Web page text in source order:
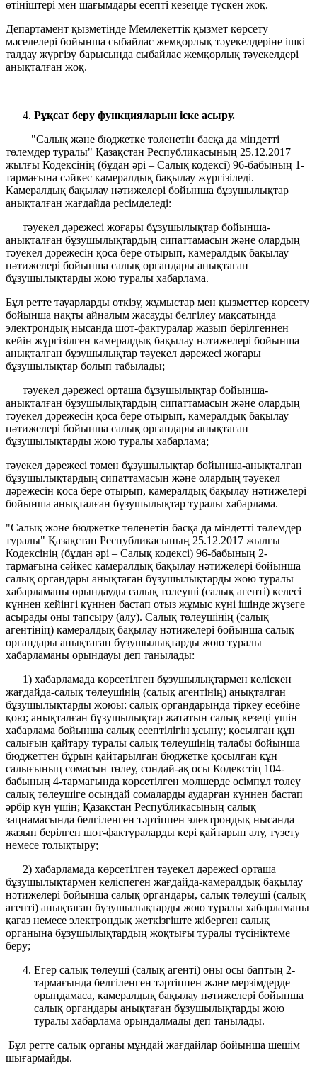
өтініштері мен шағымдары есепті кезеңде түскен жоқ.
Департамент қызметінде Мемлекеттік қызмет көрсету
мәселелері бойынша сыбайлас жемқорлық тәуекелдеріне ішкі
талдау жүргізу барысында сыбайлас жемқорлық тәуекелдері
анықталған жоқ.
Рұқсат беру функцияларын іске асыру.
"Салық және бюджетке төленетін басқа да міндетті
төлемдер туралы" Қазақстан Республикасының 25.12.2017
жылғы Кодексінің (бұдан әрі – Салық кодексі) 96-бабының 1-
тармағына сәйкес камералдық бақылау жүргізіледі.
Камералдық бақылау нәтижелері бойынша бұзушылықтар
анықталған жағдайда ресімделеді:
тәуекел дәрежесі жоғары бұзушылықтар бойынша-
анықталған бұзушылықтардың сипаттамасын және олардың
тәуекел дәрежесін қоса бере отырып, камералдық бақылау
нәтижелері бойынша салық органдары анықтаған
бұзушылықтарды жою туралы хабарлама.
Бұл ретте тауарларды өткізу, жұмыстар мен қызметтер көрсету
бойынша нақты айналым жасауды белгілеу мақсатында
электрондық нысанда шот-фактуралар жазып берілгеннен
кейін жүргізілген камералдық бақылау нәтижелері бойынша
анықталған бұзушылықтар тәуекел дәрежесі жоғары
бұзушылықтар болып табылады;
тәуекел дәрежесі орташа бұзушылықтар бойынша-
анықталған бұзушылықтардың сипаттамасын және олардың
тәуекел дәрежесін қоса бере отырып, камералдық бақылау
нәтижелері бойынша салық органдары анықтаған
бұзушылықтарды жою туралы хабарлама;
тәуекел дәрежесі төмен бұзушылықтар бойынша-анықталған
бұзушылықтардың сипаттамасын және олардың тәуекел
дәрежесін қоса бере отырып, камералдық бақылау нәтижелері
бойынша анықталған бұзушылықтар туралы хабарлама.
"Салық және бюджетке төленетін басқа да міндетті төлемдер
туралы" Қазақстан Республикасының 25.12.2017 жылғы
Кодексінің (бұдан әрі – Салық кодексі) 96-бабының 2-
тармағына сәйкес камералдық бақылау нәтижелері бойынша
салық органдары анықтаған бұзушылықтарды жою туралы
хабарламаны орындауды салық төлеуші (салық агенті) келесі
күннен кейінгі күннен бастап отыз жұмыс күні ішінде жүзеге
асырады оны тапсыру (алу). Салық төлеушінің (салық
агентінің) камералдық бақылау нәтижелері бойынша салық
органдары анықтаған бұзушылықтарды жою туралы
хабарламаны орындауы деп танылады:
1) хабарламада көрсетілген бұзушылықтармен келіскен
жағдайда-салық төлеушінің (салық агентінің) анықталған
бұзушылықтарды жоюы: салық органдарында тіркеу есебіне
қою; анықталған бұзушылықтар жататын салық кезеңі үшін
хабарлама бойынша салық есептілігін ұсыну; қосылған құн
салығын қайтару туралы салық төлеушінің талабы бойынша
бюджеттен бұрын қайтарылған бюджетке қосылған құн
салығының сомасын төлеу, сондай-ақ осы Кодекстің 104-
бабының 4-тармағында көрсетілген мөлшерде өсімпұл төлеу
салық төлеушіге осындай сомаларды аударған күннен бастап
әрбір күн үшін; Қазақстан Республикасының салық
заңнамасында белгіленген тәртіппен электрондық нысанда
жазып берілген шот-фактураларды кері қайтарып алу, түзету
немесе толықтыру;
2) хабарламада көрсетілген тәуекел дәрежесі орташа
бұзушылықтармен келіспеген жағдайда-камералдық бақылау
нәтижелері бойынша салық органдары, салық төлеуші (салық
агенті) анықтаған бұзушылықтарды жою туралы хабарламаны
қағаз немесе электрондық жеткізгіште жіберген салық
органына бұзушылықтардың жоқтығы туралы түсініктеме
беру;
Егер салық төлеуші (салық агенті) оны осы баптың 2-
тармағында белгіленген тәртіппен және мерзімдерде
орындамаса, камералдық бақылау нәтижелері бойынша
салық органдары анықтаған бұзушылықтарды жою
туралы хабарлама орындалмады деп танылады.
Бұл ретте салық органы мұндай жағдайлар бойынша шешім
шығармайды.